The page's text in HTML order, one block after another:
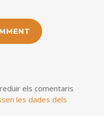
els comentaris
les dades dels